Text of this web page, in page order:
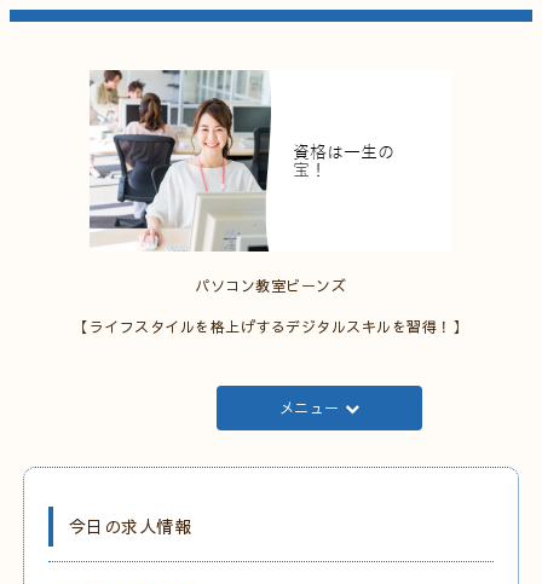
パソコン教室ビーンズ
【ライフスタイルを格上げするデジタルスキルを習得！】
メニュー
今日の求人情報